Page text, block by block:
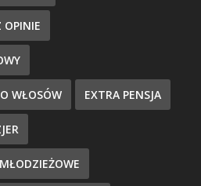
OPINIE
WŁOSÓW EXTRA PENSJA